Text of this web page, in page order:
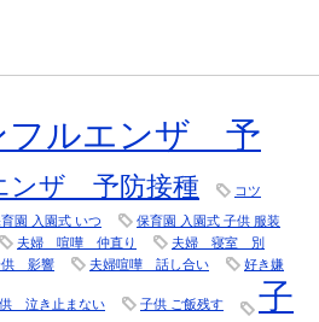
フルエンザ 予
ンザ 予防接種 コツ
園 入園式 いつ
保育園 入園式 子供 服装
夫婦 喧嘩 仲直り
夫婦 寝室 別
供 影響 夫婦喧嘩 話し合い 好き嫌
泣き止まない 子供 ご飯残す
子